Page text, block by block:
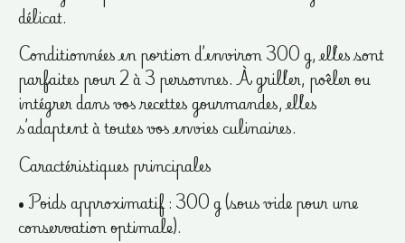
délicat.
Conditionnées en portion d’environ 300 g, elles sont
parfaites pour 2 à 3 personnes. À griller, poêler ou
intégrer dans vos recettes gourmandes, elles
s’adaptent à toutes vos envies culinaires.
Caractéristiques principales
• Poids approximatif : 300 g (sous vide pour une
conservation optimale).